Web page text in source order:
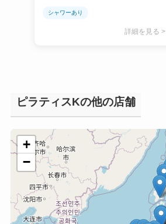
シャワーあり
詳細を見る >
ピラティスKの他の店舗
+
−